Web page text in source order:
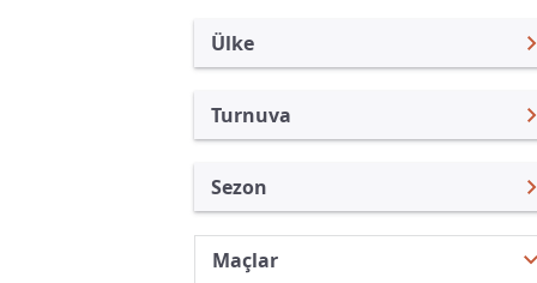
Ülke
Çek Cumhuriyeti
Türkiye
Uluslararası
Turnuva
1. Lig, Kadınlar
1st Division
Sezon
FNL 26/27
Maçlar